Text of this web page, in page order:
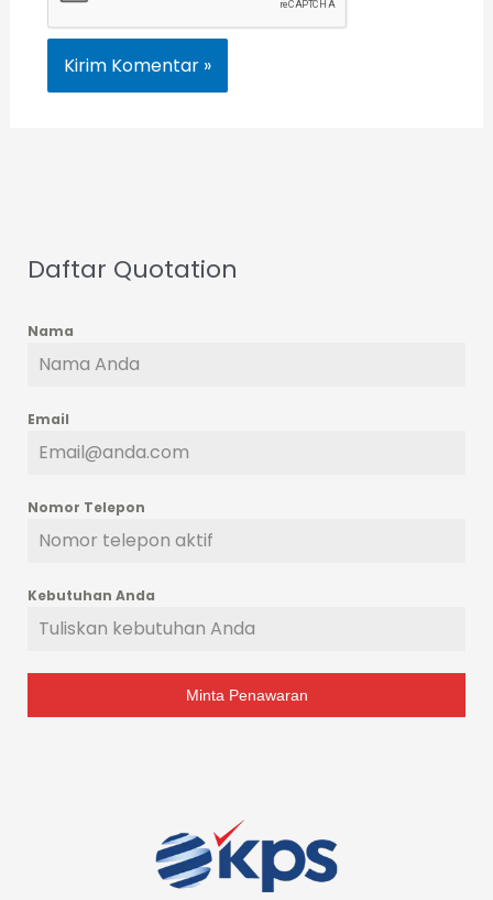
Daftar Quotation
Nama
Email
Nomor Telepon
Kebutuhan Anda
Minta Penawaran